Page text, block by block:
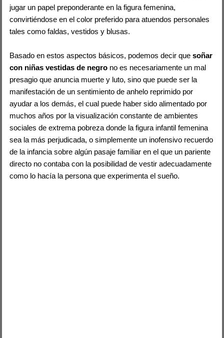
jugar un papel preponderante en la figura femenina,
convirtiéndose en el color preferido para atuendos personales
tales como faldas, vestidos y blusas.
Basado en estos aspectos básicos, podemos decir quesoñar
con niñas vestidas de negro no es necesariamente un mal
presagio que anuncia muerte y luto, sino que puede ser la
manifestación de un sentimiento de anhelo reprimido por
ayudar a los demás, el cual puede haber sido alimentado por
muchos años por la visualización constante de ambientes
sociales de extrema pobreza donde la figura infantil femenina
sea la más perjudicada, o simplemente un inofensivo recuerdo
de la infancia sobre algún pasaje familiar en el que un pariente
directo no contaba con la posibilidad de vestir adecuadamente
como lo hacía la persona que experimenta el sueño.